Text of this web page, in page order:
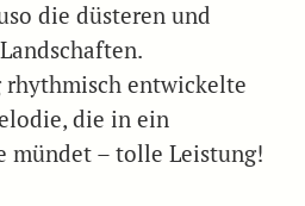
die düsteren und
rhythmisch entwickelte
die in ein
mündet – tolle Leistung!